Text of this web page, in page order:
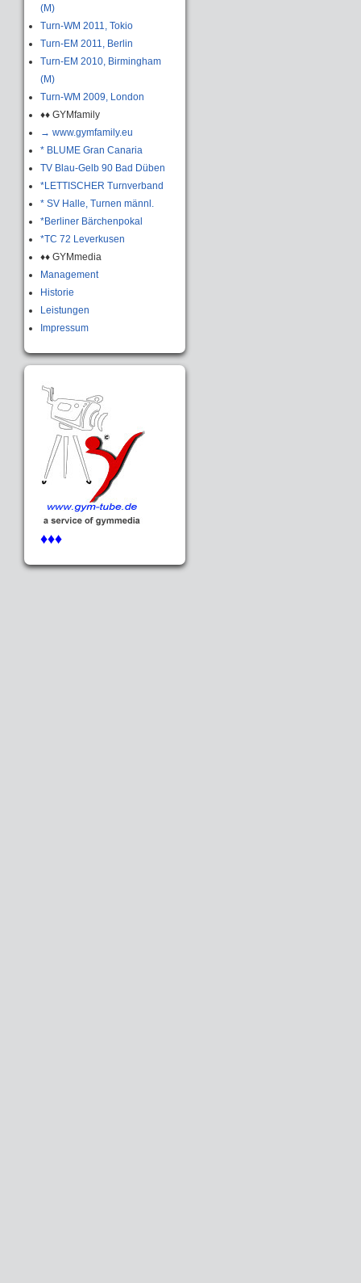
(M)
Turn-WM 2011, Tokio
Turn-EM 2011, Berlin
Turn-EM 2010, Birmingham
(M)
Turn-WM 2009, London
♦♦ GYMfamily
→ www.gymfamily.eu
* BLUME Gran Canaria
TV Blau-Gelb 90 Bad Düben
*LETTISCHER Turnverband
* SV Halle, Turnen männl.
*Berliner Bärchenpokal
*TC 72 Leverkusen
♦♦ GYMmedia
Management
Historie
Leistungen
Impressum
♦♦♦